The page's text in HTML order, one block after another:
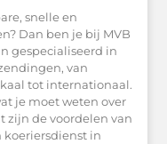
snelle en
Dan ben je bij MVB
gespecialiseerd in
van
tot internationaal.
je moet weten over
zijn de voordelen van
koeriersdienst in